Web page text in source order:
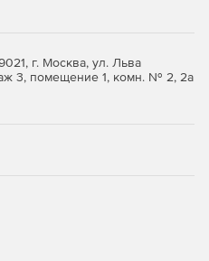
части с
соединений.
г. Москва, ул. Льва
3, помещение 1, комн. № 2, 2а